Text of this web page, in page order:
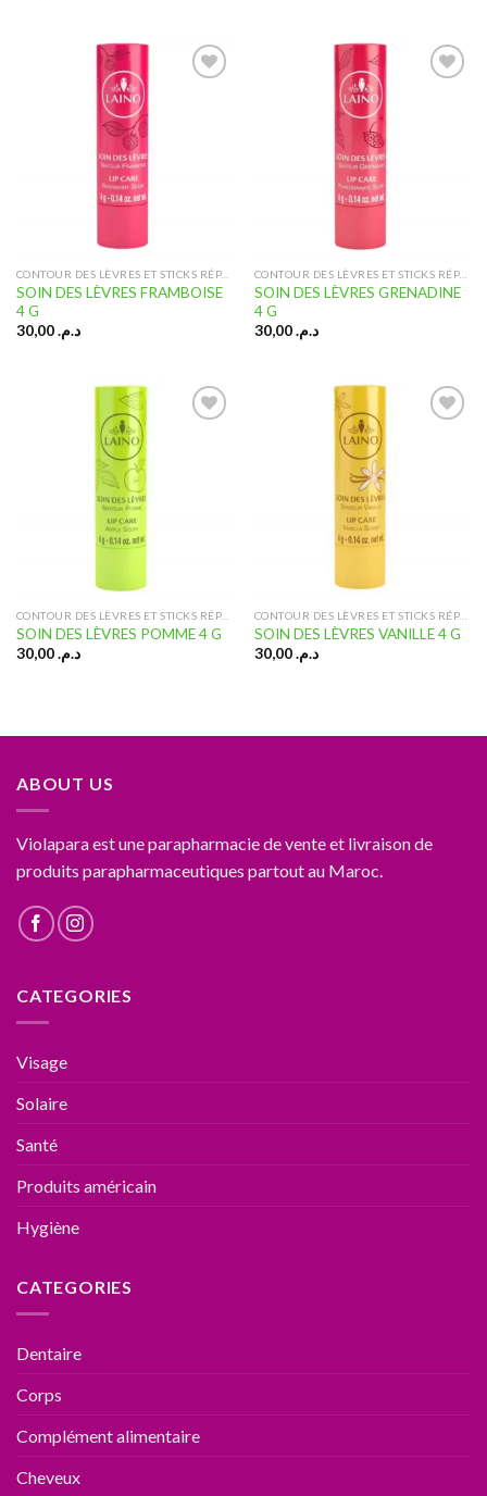
CONTOUR DES LÈVRES ET STICKS RÉPARATEURS
SOIN DES LÈVRES FRAMBOISE
4 G
د.م.30,00
CONTOUR DES LÈVRES ET STICKS RÉPARATEURS
SOIN DES LÈVRES GRENADINE
4 G
د.م.30,00
CONTOUR DES LÈVRES ET STICKS RÉPARATEURS
SOIN DES LÈVRES POMME 4 G
د.م.30,00
CONTOUR DES LÈVRES ET STICKS RÉPARATEURS
SOIN DES LÈVRES VANILLE 4 G
د.م.30,00
ABOUT US
Violapara est une parapharmacie de vente et livraison de
produits parapharmaceutiques partout au Maroc.
CATEGORIES
Visage
Solaire
Santé
Produits américain
Hygiène
CATEGORIES
Dentaire
Corps
Complément alimentaire
Cheveux